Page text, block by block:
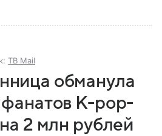
ТВ Mail
обманула
K-pop-
2 млн рублей